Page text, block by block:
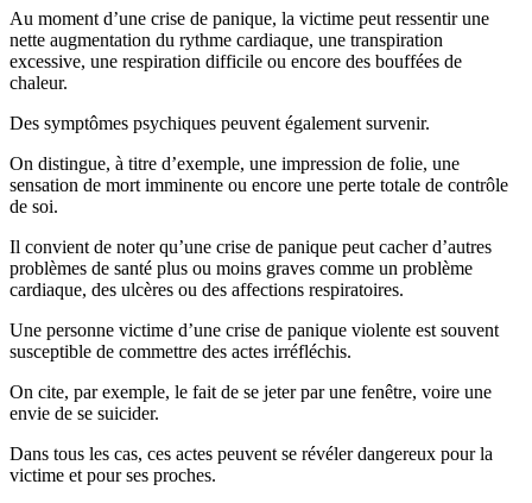
Au moment d’une crise de panique, la victime peut ressentir une
nette augmentation du rythme cardiaque, une transpiration
excessive, une respiration difficile ou encore des bouffées de
chaleur.
Des symptômes psychiques peuvent également survenir.
On distingue, à titre d’exemple, une impression de folie, une
sensation de mort imminente ou encore une perte totale de contrôle
de soi.
Il convient de noter qu’une crise de panique peut cacher d’autres
problèmes de santé plus ou moins graves comme un problème
cardiaque, des ulcères ou des affections respiratoires.
Une personne victime d’une crise de panique violente est souvent
susceptible de commettre des actes irréfléchis.
On cite, par exemple, le fait de se jeter par une fenêtre, voire une
envie de se suicider.
Dans tous les cas, ces actes peuvent se révéler dangereux pour la
victime et pour ses proches.